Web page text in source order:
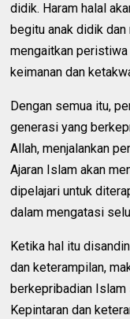
didik. Haram halal
begitu anak didik
mengaitkan
keimanan dan
Dengan semua itu,
generasi yang
Allah, menjalankan
Ajaran Islam akan
dipelajari untuk
dalam mengatasi
Ketika hal itu
dan keterampilan,
berkepribadian
Kepintaran dan